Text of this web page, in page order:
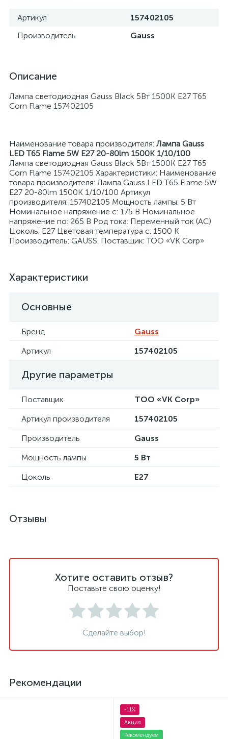
Артикул
157402105
Производитель
Gauss
Описание
Лампа светодиодная Gauss Black 5Вт 1500К E27 T65
Corn Flame 157402105
Наименование товара производителя: Лампа Gauss
LED T65 Flame 5W E27 20-80lm 1500K 1/10/100
Лампа светодиодная Gauss Black 5Вт 1500К E27 T65
Corn Flame 157402105 Характеристики: Наименование
товара производителя: Лампа Gauss LED T65 Flame 5W
E27 20-80lm 1500K 1/10/100 Артикул
производителя: 157402105 Мощность лампы: 5 Вт
Номинальное напряжение с: 175 В Номинальное
напряжение по: 265 В Род тока: Переменный ток (AC)
Цоколь: E27 Цветовая температура с: 1500 К
Производитель: GAUSS. Поставщик: ТОО «VK Corp»
Характеристики
Основные
Бренд
Gauss
Артикул
157402105
Другие параметры
Поставщик
ТОО «VK Corp»
Артикул производителя
157402105
Производитель
Gauss
Мощность лампы
5 Вт
Цоколь
E27
Отзывы
Хотите оставить отзыв?
Поставьте свою оценку!
Сделайте выбор!
Рекомендации
-11%
Акция
Рекомендуем